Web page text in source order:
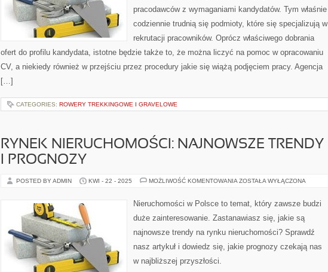
pracodawców z wymaganiami kandydatów. Tym właśnie
codziennie trudnią się podmioty, które się specjalizują w
rekrutacji pracowników. Oprócz właściwego dobrania
ofert do profilu kandydata, istotne będzie także to, że można liczyć na pomoc w opracowaniu
CV, a niekiedy również w przejściu przez procedury jakie się wiążą podjęciem pracy. Agencja
[…]
CATEGORIES: ROWERY TREKKINGOWE I GRAVELOWE
RYNEK NIERUCHOMOŚCI: NAJNOWSZE TRENDY
I PROGNOZY
POSTED BY ADMIN KWI - 22 - 2025 MOŻLIWOŚĆ KOMENTOWANIA RYNEK
TRENDY
I
ZOSTAŁA WYŁĄCZONA
Nieruchomości w Polsce to temat, który zawsze budzi
duże zainteresowanie. Zastanawiasz się, jakie są
najnowsze trendy na rynku nieruchomości? Sprawdź
nasz artykuł i dowiedz się, jakie prognozy czekają nas
w najbliższej przyszłości.